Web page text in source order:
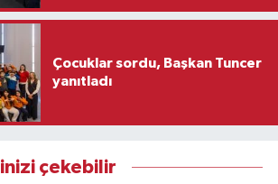
Çocuklar sordu, Başkan Tuncer
yanıtladı
çekebilir